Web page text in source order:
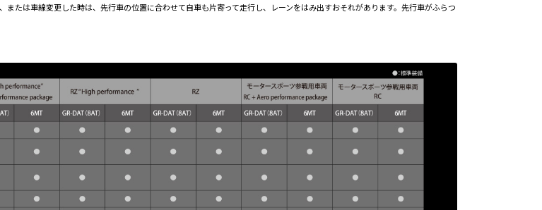
たは車線変更した時は、先行車の位置に合わせて自車も片寄って走行し、レーンをはみ出すおそれがあります。先行車がふらつ